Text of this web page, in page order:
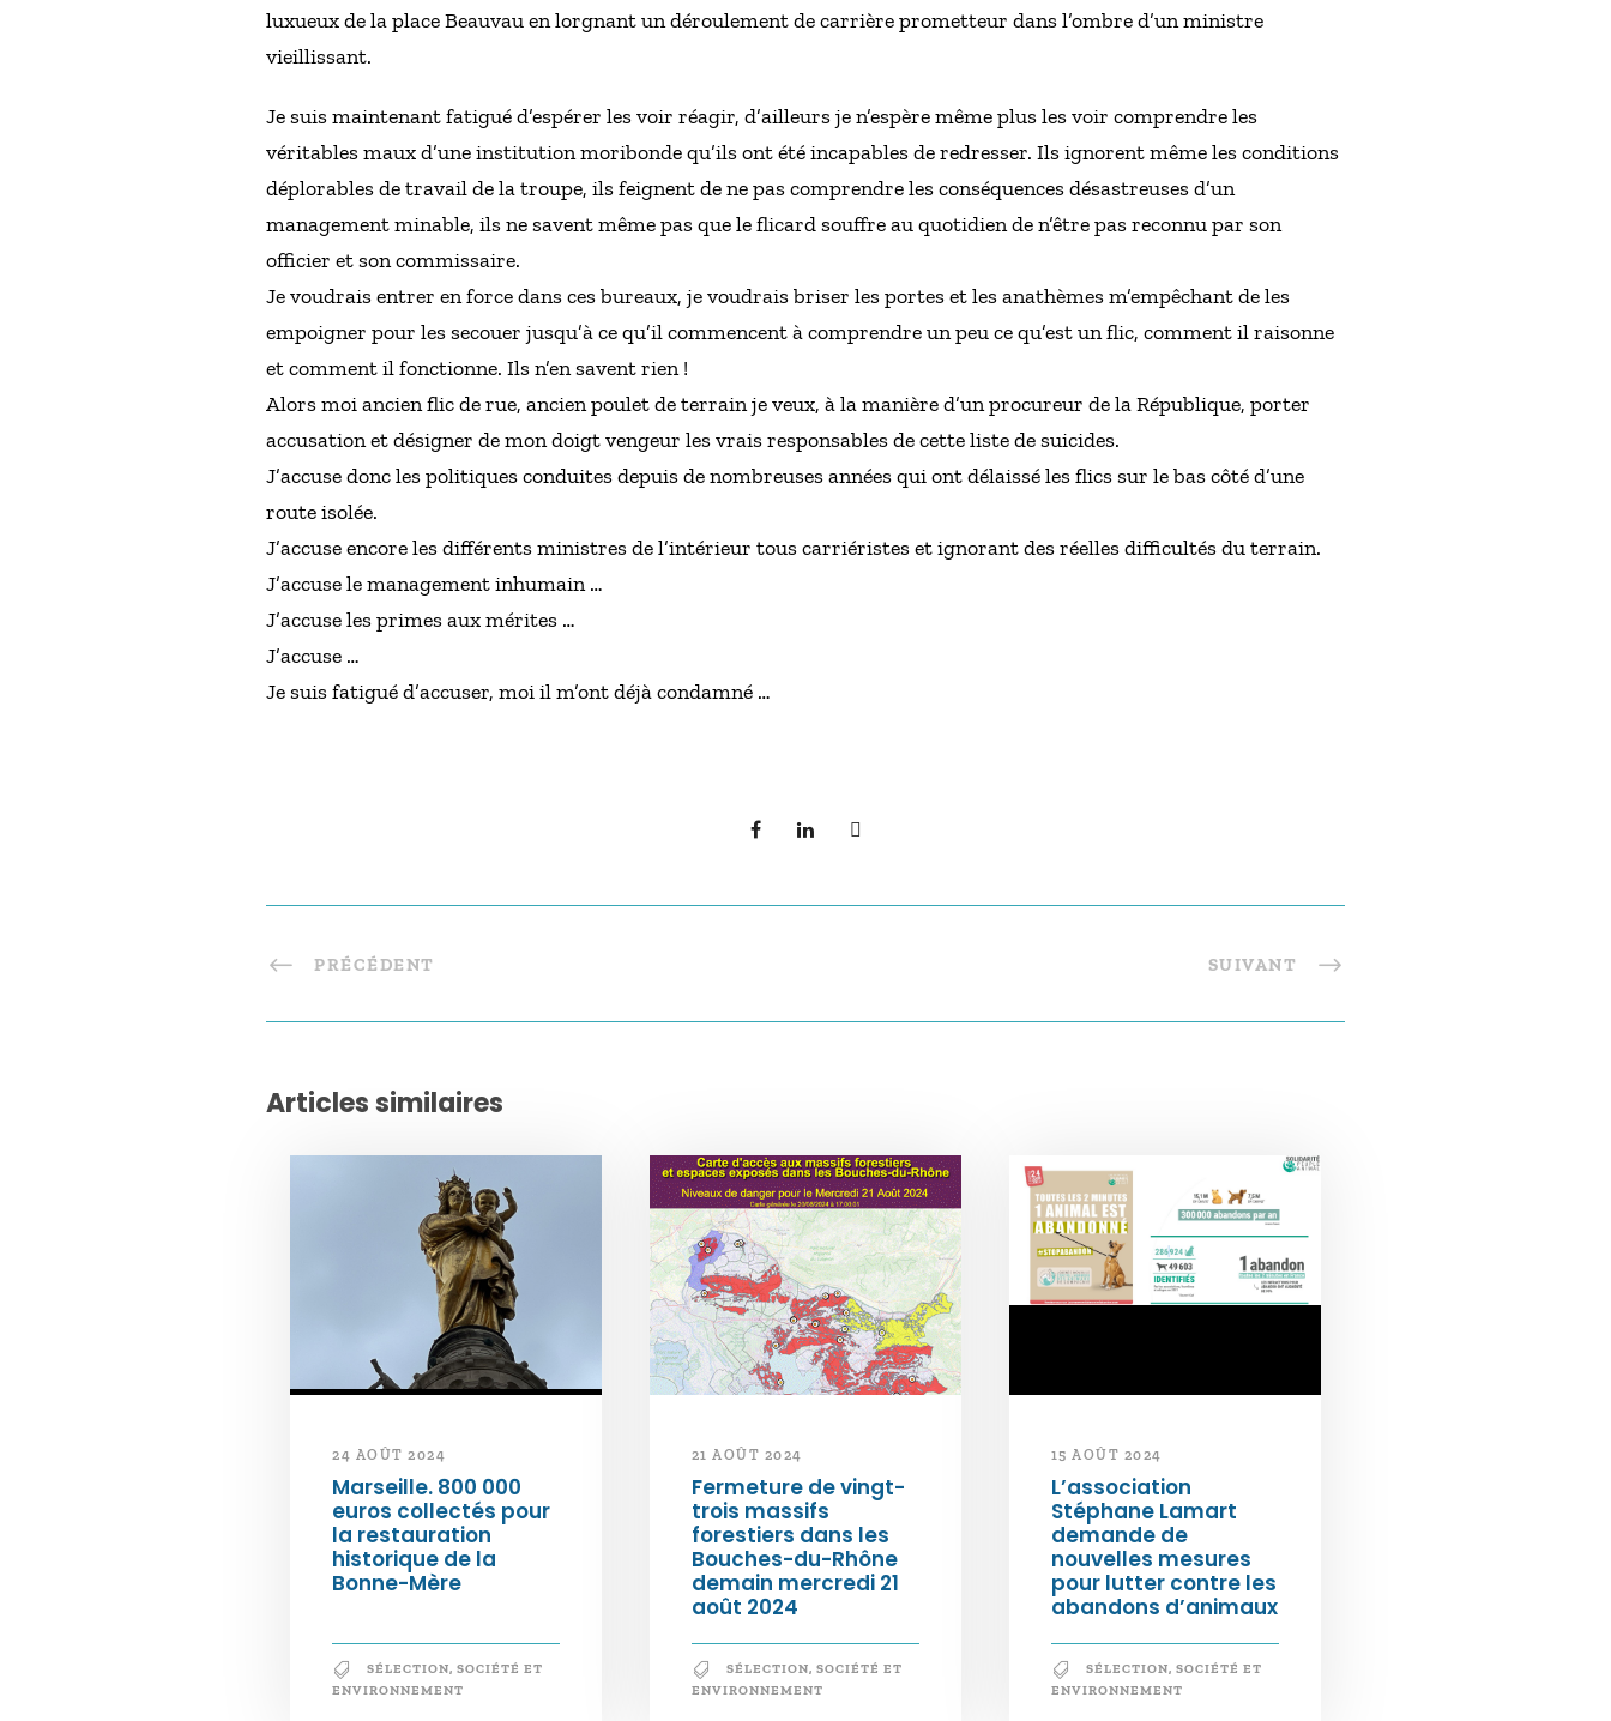
luxueux de la place Beauvau en lorgnant un déroulement de carrière prometteur dans l’ombre d’un ministre
vieillissant.
Je suis maintenant fatigué d’espérer les voir réagir, d’ailleurs je n’espère même plus les voir comprendre les
véritables maux d’une institution moribonde qu’ils ont été incapables de redresser. Ils ignorent même les conditions
déplorables de travail de la troupe, ils feignent de ne pas comprendre les conséquences désastreuses d’un
management minable, ils ne savent même pas que le flicard souffre au quotidien de n’être pas reconnu par son
officier et son commissaire.
Je voudrais entrer en force dans ces bureaux, je voudrais briser les portes et les anathèmes m’empêchant de les
empoigner pour les secouer jusqu’à ce qu’il commencent à comprendre un peu ce qu’est un flic, comment il raisonne
et comment il fonctionne. Ils n’en savent rien !
Alors moi ancien flic de rue, ancien poulet de terrain je veux, à la manière d’un procureur de la République, porter
accusation et désigner de mon doigt vengeur les vrais responsables de cette liste de suicides.
J’accuse donc les politiques conduites depuis de nombreuses années qui ont délaissé les flics sur le bas côté d’une
route isolée.
J’accuse encore les différents ministres de l’intérieur tous carriéristes et ignorant des réelles difficultés du terrain.
J’accuse le management inhumain …
J’accuse les primes aux mérites …
J’accuse …
Je suis fatigué d’accuser, moi il m’ont déjà condamné …
PRÉCÉDENT SUIVANT
Articles similaires
24 AOÛT 2024
Marseille. 800 000
euros collectés pour
la restauration
historique de la
Bonne-Mère
SÉLECTION, SOCIÉTÉ ET
ENVIRONNEMENT
21 AOÛT 2024
Fermeture de vingt-
trois massifs
forestiers dans les
Bouches-du-Rhône
demain mercredi 21
août 2024
SÉLECTION, SOCIÉTÉ ET
ENVIRONNEMENT
15 AOÛT 2024
L’association
Stéphane Lamart
demande de
nouvelles mesures
pour lutter contre les
abandons d’animaux
SÉLECTION, SOCIÉTÉ ET
ENVIRONNEMENT